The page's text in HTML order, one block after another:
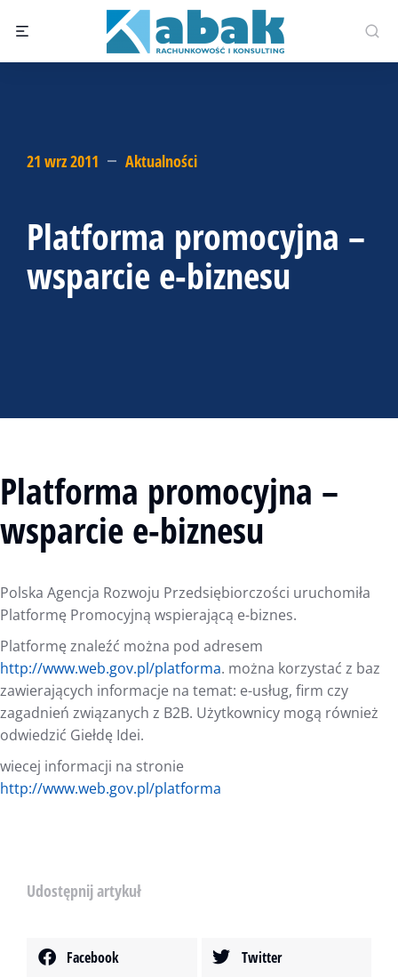
21 wrz 2011 Aktualności
Platforma promocyjna –
wsparcie e-biznesu
Platforma promocyjna –
wsparcie e-biznesu
Polska Agencja Rozwoju Przedsiębiorczości uruchomiła
Platformę Promocyjną wspierającą e-biznes.
Platformę znaleźć można pod adresem
http://www.web.gov.pl/platforma. można korzystać z baz
zawierających informacje na temat: e-usług, firm czy
zagadnień związanych z B2B. Użytkownicy mogą również
odwiedzić Giełdę Idei.
wiecej informacji na stronie
http://www.web.gov.pl/platforma
Udostępnij artykuł
Facebook Twitter